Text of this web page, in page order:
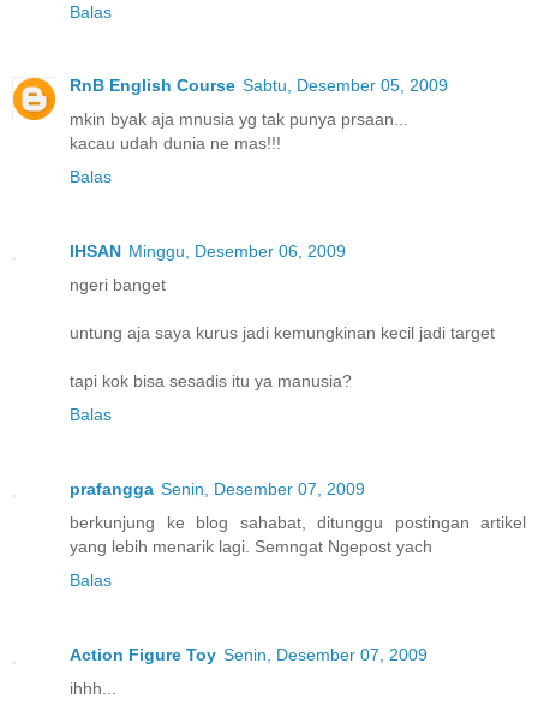
Balas
RnB English Course Sabtu, Desember 05, 2009
mkin byak aja mnusia yg tak punya prsaan...
kacau udah dunia ne mas!!!
Balas
IHSAN Minggu, Desember 06, 2009
ngeri banget
untung aja saya kurus jadi kemungkinan kecil jadi target
tapi kok bisa sesadis itu ya manusia?
Balas
prafangga Senin, Desember 07, 2009
berkunjung ke blog sahabat, ditunggu postingan artikel
yang lebih menarik lagi. Semngat Ngepost yach
Balas
Action Figure Toy Senin, Desember 07, 2009
ihhh...